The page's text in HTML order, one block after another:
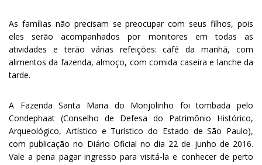
As famílias não precisam se preocupar com seus filhos, pois
eles serão acompanhados por monitores em todas as
atividades e terão várias refeições: café da manhã, com
alimentos da fazenda, almoço, com comida caseira e lanche da
tarde.
A Fazenda Santa Maria do Monjolinho foi tombada pelo
Condephaat (Conselho de Defesa do Patrimônio Histórico,
Arqueológico, Artístico e Turístico do Estado de São Paulo),
com publicação no Diário Oficial no dia 22 de junho de 2016.
Vale a pena pagar ingresso para visitá-la e conhecer de perto